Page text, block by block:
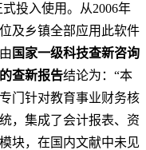
投入使用。从2006年
及乡镇全部应用此软件
国家一级科技查新咨询
查新报告结论为：“本
门针对教育事业财务核
，集成了会计报表、资
块，在国内文献中未见